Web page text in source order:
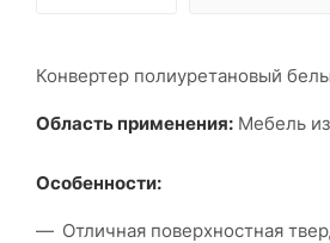
Конвертер полиуретановый
Область применения: Мебель
Особенности:
Отличная поверхностная